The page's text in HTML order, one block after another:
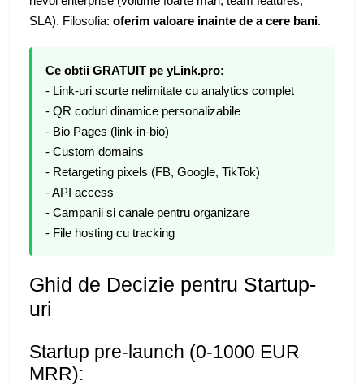
SLA). Filosofia: oferim valoare inainte de a cere bani.
Ce obtii GRATUIT pe yLink.pro:
- Link-uri scurte nelimitate cu analytics complet
- QR coduri dinamice personalizabile
- Bio Pages (link-in-bio)
- Custom domains
- Retargeting pixels (FB, Google, TikTok)
- API access
- Campanii si canale pentru organizare
- File hosting cu tracking
Ghid de Decizie pentru Startup-
uri
Startup pre-launch (0-1000 EUR
MRR):